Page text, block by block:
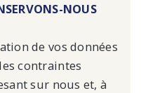
NOUS
de vos données
contraintes
sur nous et, à